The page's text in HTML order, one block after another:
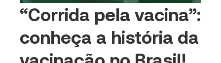
“Corrida pela vacina”:
conheça a história da